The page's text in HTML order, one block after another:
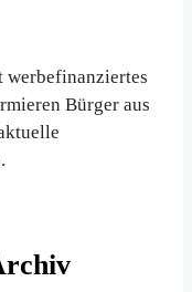
Bürger aus